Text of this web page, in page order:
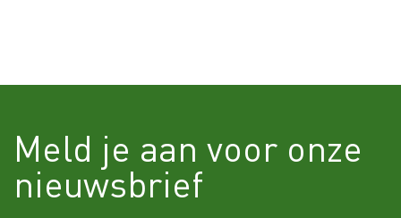
Meld je aan voor onze
nieuwsbrief